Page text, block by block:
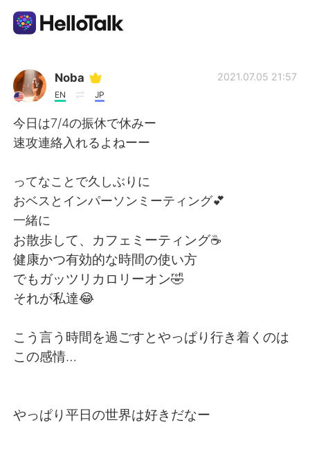
Aplicación de intercambio de idiomas
Español
English 简体中文
繁體中文 العربية
Français Deutsch
Русский
Türkçe Tiếng Việt
Noba
EN JP
2021.07.05 21:57
今日は7/4の振休で休みー
速攻連絡入れるよねーー
ってなことで久しぶりに
おベスとインパーソンミーティング💕
一緒に
お散歩して、カフェミーティング☕️
健康かつ有効的な時間の使い方
でもガッツリカロリーオン🤣
それが私達😂
こう言う時間を過ごすとやっぱり行き着くのは
この感情…
やっぱり平日の世界は好きだなー